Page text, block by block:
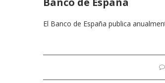
El Banco de España publica